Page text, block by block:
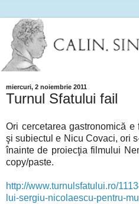
miercuri, 2 noiembrie 2011
Turnul Sfatului fail
Ori cercetarea gastronomică
şi subiectul e Nicu Covaci, ori
înainte de proiecţia filmului
copy/paste.
http://www.turnulsfatului.ro/
lui-sergiu-nicolaescu-pentru-